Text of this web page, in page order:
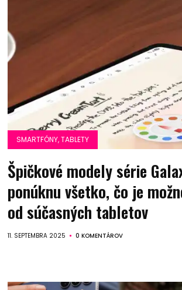
SMARTFÓNY, TABLETY
Špičkové modely série
ponúknu všetko, čo je
od súčasných tabletov
11. SEPTEMBRA 2025 0 KOMENTÁROV